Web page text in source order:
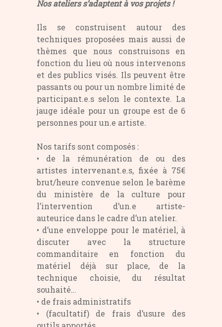
Nos ateliers s’adaptent à vos projets !
Ils se construisent autour des
techniques proposées mais aussi de
thèmes que nous construisons en
fonction du lieu où nous intervenons
et des publics visés. Ils peuvent être
passants ou pour un nombre limité de
participant.e.s selon le contexte. La
jauge idéale pour un groupe est de 6
personnes pour un.e artiste.
Nos tarifs sont composés :
• de la rémunération de ou des
artistes intervenant.e.s, fixée à 75€
brut/heure convenue selon le barème
du ministère de la culture pour
l’intervention d’un.e artiste-
auteurice dans le cadre d’un atelier.
• d’une enveloppe pour le matériel, à
discuter avec la structure
commanditaire en fonction du
matériel déjà sur place, de la
technique choisie, du résultat
souhaité…
• de frais administratifs
• (facultatif) de frais d’usure des